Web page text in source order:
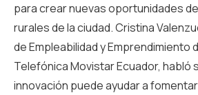
para crear nuevas oportunidades
rurales de la ciudad. Cristina
de Empleabilidad y Emprendimiento
Telefónica Movistar Ecuador, habló
innovación puede ayudar a